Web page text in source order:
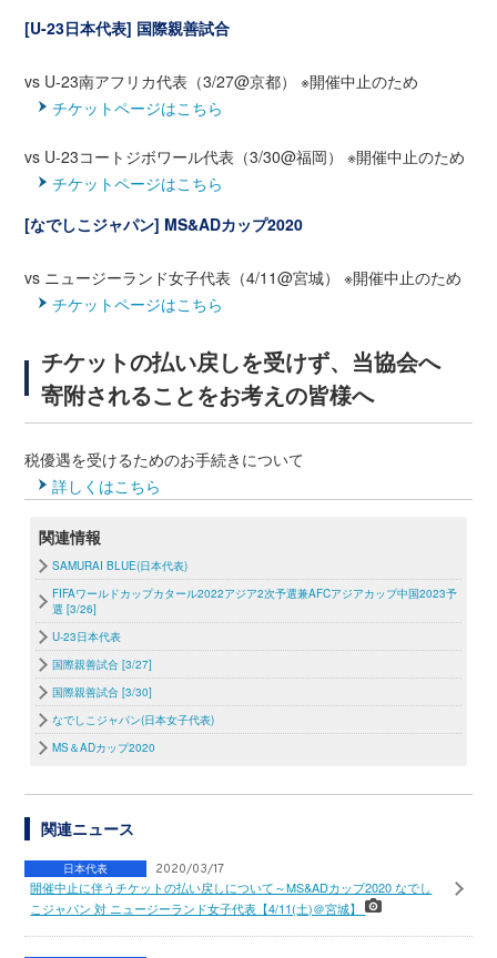
[U-23日本代表] 国際親善試合
vs U-23南アフリカ代表（3/27@京都） ※開催中止のため
チケットページはこちら
vs U-23コートジボワール代表（3/30@福岡） ※開催中止のため
チケットページはこちら
[なでしこジャパン] MS&ADカップ2020
vs ニュージーランド女子代表（4/11@宮城） ※開催中止のため
チケットページはこちら
チケットの払い戻しを受けず、当協会へ
寄附されることをお考えの皆様へ
税優遇を受けるためのお手続きについて
詳しくはこちら
関連情報
SAMURAI BLUE(日本代表)
FIFAワールドカップカタール2022アジア2次予選兼AFCアジアカップ中国2023予
選 [3/26]
U-23日本代表
国際親善試合 [3/27]
国際親善試合 [3/30]
なでしこジャパン(日本女子代表)
MS＆ADカップ2020
関連ニュース
日本代表 2020/03/17
開催中止に伴うチケットの払い戻しについて～MS&ADカップ2020 なでし
こジャパン 対 ニュージーランド女子代表【4/11(土)＠宮城】